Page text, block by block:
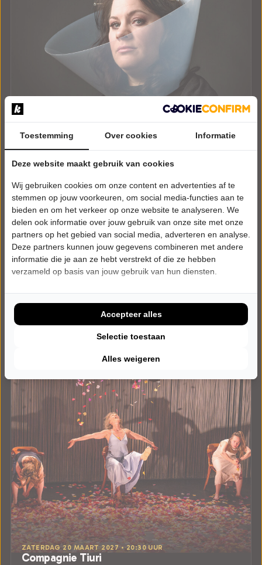
ZATERDAG 27 FEBRUARI 2027 • 20:30 UUR
Berit Companjen
Zei ik dat hardop?
Theater de Bussel
Oosterhout
CABARET
Laatste Tickets
Meer info
ZATERDAG 20 MAART 2027 • 20:30 UUR
Compagnie Tiuri
Toestemming Over cookies Informatie
Deze website maakt gebruik van cookies
Wij gebruiken cookies om onze content en advertenties af te
stemmen op jouw voorkeuren, om social media-functies aan te
bieden en om het verkeer op onze website te analyseren. We
delen ook informatie over jouw gebruik van onze site met onze
partners op het gebied van social media, adverteren en analyse.
Deze partners kunnen jouw gegevens combineren met andere
informatie die je aan ze hebt verstrekt of die ze hebben
verzameld op basis van jouw gebruik van hun diensten.
Alles weigeren
Selectie toestaan
Accepteer alles